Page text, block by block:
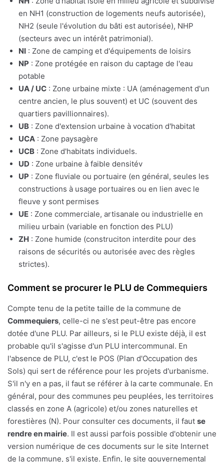
en NH1 (construction de logements neufs autorisée),
NH2 (seule l'évolution du bâti est autorisée), NHP
(secteurs avec un intérêt patrimonial).
NI : Zone de camping et d'équipements de loisirs
NP : Zone protégée en raison du captage de l'eau
potable
UA / UC : Zone urbaine mixte : UA (aménagement d'un
centre ancien, le plus souvent) et UC (souvent des
quartiers pavillionnaires).
UB : Zone d'extension urbaine à vocation d'habitat
UCA : Zone paysagère
UCB : Zone d'habitats individuels.
UD : Zone urbaine à faible densitév
UP : Zone fluviale ou portuaire (en général, seules les
constructions à usage portuaires ou en lien avec le
fleuve y sont permises
UE : Zone commerciale, artisanale ou industrielle en
milieu urbain (variable en fonction des PLU)
ZH : Zone humide (construciton interdite pour des
raisons de sécurités ou autorisée avec des règles
strictes).
Comment se procurer le PLU de Commequiers
Compte tenu de la petite taille de la commune de
Commequiers, celle-ci ne s'est peut-être pas encore
dotée d'une PLU. Par ailleurs, si le PLU existe déjà, il est
probable qu'il s'agisse d'un PLU intercommunal. En
l'absence de PLU, c'est le POS (Plan d'Occupation des
Sols) qui sert de référence pour les projets d'urbanisme.
S'il n'y en a pas, il faut se référer à la carte communale. En
général, pour des communes peu peuplées, les territoires
classés en zone A (agricole) et/ou zones naturelles et
forestières (N). Pour consulter ces documents, il faut se
rendre en mairie. Il est aussi parfois possible d'obtenir une
version numérique de ces documents sur le site Internet
de la commune, s'il existe. Enfin, le site gouvernemental